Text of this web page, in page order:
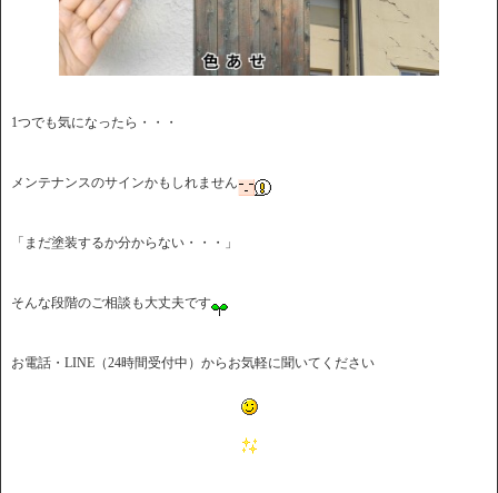
1つでも気になったら・・・
メンテナンスのサインかもしれません
「まだ塗装するか分からない・・・」
そんな段階のご相談も大丈夫です
お電話・LINE（24時間受付中）からお気軽に聞いてください